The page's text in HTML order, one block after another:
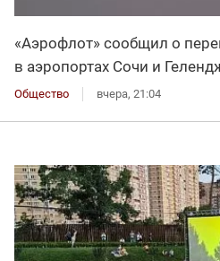
«Аэрофлот» сообщил о
в аэропортах Сочи и
Общество вчера, 21:04